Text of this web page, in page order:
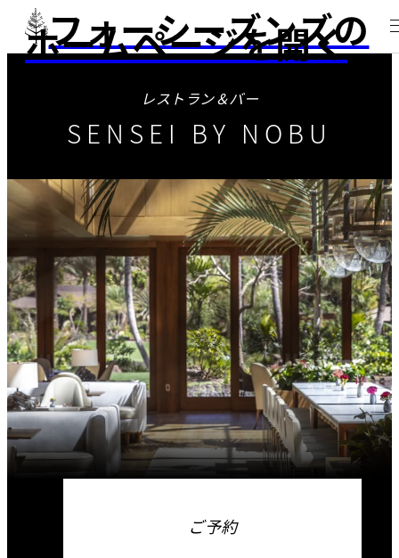
フォーシーズンズの
ホームページを開く
レストラン＆バー
SENSEI BY NOBU
ご予約